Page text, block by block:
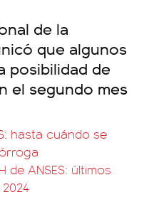
de la
que algunos
posibilidad de
el segundo mes
hasta cuándo se
de ANSES: últimos